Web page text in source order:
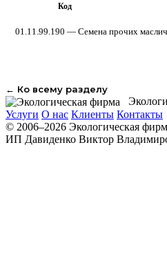
Код
01.11.99.190 — Семена прочих
← Ко всему разделу
Услуги О нас Клиенты Контакты
© 2006–2026 Экологическая
ИП Давиденко Виктор